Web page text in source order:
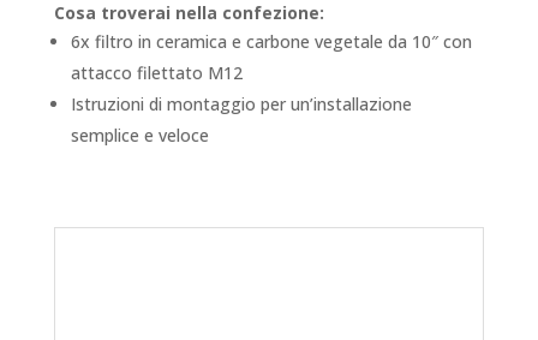
Cosa troverai nella confezione:
6x filtro in ceramica e carbone vegetale da 10″ con
attacco filettato M12
Istruzioni di montaggio per un’installazione
semplice e veloce